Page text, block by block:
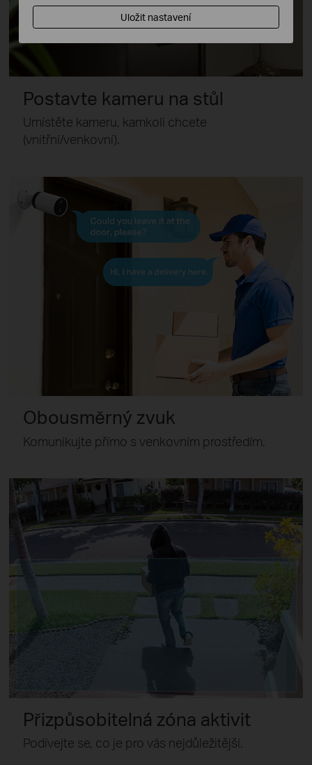
Postavte kameru na stůl
Umístěte kameru, kamkoli chcete
(vnitřní/venkovní).
Obousměrný zvuk
Komunikujte přímo s venkovním prostředím.
Přizpůsobitelná zóna aktivit
Podívejte se, co je pro vás nejdůležitější.
Uložit nastavení